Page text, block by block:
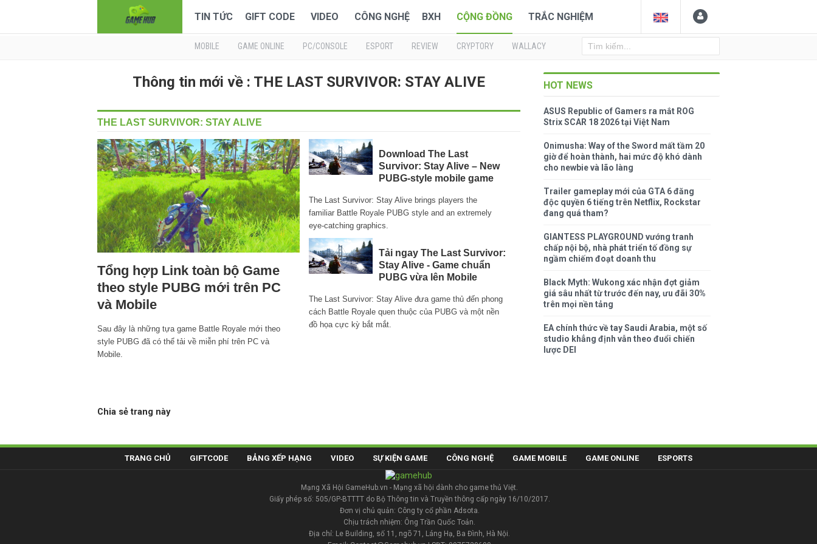
TIN TỨC GIFT CODE VIDEO CÔNG NGHỆ BXH CỘNG ĐỒNG TRẮC NGHIỆM
MOBILE GAME ONLINE PC/CONSOLE ESPORT REVIEW CRYPTORY WALLACY
Thông tin mới về : THE LAST SURVIVOR: STAY ALIVE
THE LAST SURVIVOR: STAY ALIVE
Tổng hợp Link toàn bộ Game
theo style PUBG mới trên PC
và Mobile
Sau đây là những tựa game Battle Royale mới theo
style PUBG đã có thể tải về miễn phí trên PC và
Mobile.
Download The Last
Survivor: Stay Alive – New
PUBG-style mobile game
The Last Survivor: Stay Alive brings players the
familiar Battle Royale PUBG style and an extremely
eye-catching graphics.
Tải ngay The Last Survivor:
Stay Alive - Game chuẩn
PUBG vừa lên Mobile
The Last Survivor: Stay Alive đưa game thủ đến phong
cách Battle Royale quen thuộc của PUBG và một nền
đồ họa cực kỳ bắt mắt.
Chia sẻ trang này
HOT NEWS
ASUS Republic of Gamers ra mắt ROG
Strix SCAR 18 2026 tại Việt Nam
Onimusha: Way of the Sword mất tầm 20
giờ để hoàn thành, hai mức độ khó dành
cho newbie và lão làng
Trailer gameplay mới của GTA 6 đăng
độc quyền 6 tiếng trên Netflix, Rockstar
đang quá tham?
GIANTESS PLAYGROUND vướng tranh
chấp nội bộ, nhà phát triển tố đồng sự
ngầm chiếm đoạt doanh thu
Black Myth: Wukong xác nhận đợt giảm
giá sâu nhất từ trước đến nay, ưu đãi 30%
trên mọi nền tảng
EA chính thức về tay Saudi Arabia, một số
studio khẳng định vẫn theo đuổi chiến
lược DEI
TRANG CHỦ GIFTCODE BẢNG XẾP HẠNG VIDEO SỰ KIỆN GAME CÔNG NGHỆ GAME MOBILE GAME ONLINE ESPORTS
Mạng Xã Hội GameHub.vn - Mạng xã hội dành cho game thủ Việt.
Giấy phép số: 505/GP-BTTTT do Bộ Thông tin và Truyền thông cấp ngày 16/10/2017.
Đơn vị chủ quản: Công ty cổ phần Adsota.
Chịu trách nhiệm: Ông Trần Quốc Toản.
Địa chỉ: Le Building, số 11, ngõ 71, Láng Hạ, Ba Đình, Hà Nội.